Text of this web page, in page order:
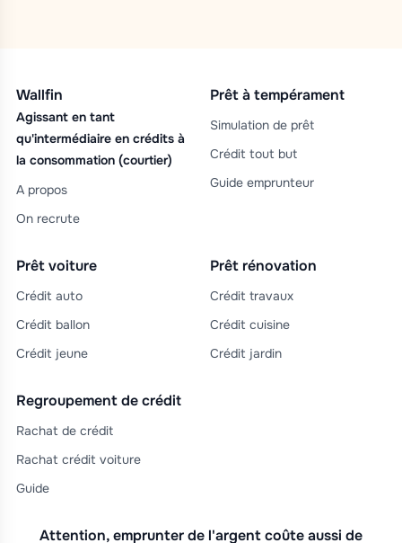
Wallfin
Agissant en tant
qu'intermédiaire en crédits à
la consommation (courtier)
A propos
On recrute
Prêt à tempérament
Simulation de prêt
Crédit tout but
Guide emprunteur
Prêt voiture
Crédit auto
Crédit ballon
Crédit jeune
Prêt rénovation
Crédit travaux
Crédit cuisine
Crédit jardin
Regroupement de crédit
Rachat de crédit
Rachat crédit voiture
Guide
Attention, emprunter de l'argent coûte aussi de